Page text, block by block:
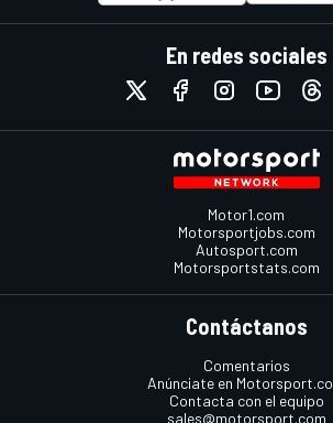
En redes sociales
Motor1.com
Motorsportjobs.com
Autosport.com
Motorsportstats.com
Contáctanos
Comentarios
Anúnciate en
Contacta con el equipo
sales@motorsport.com